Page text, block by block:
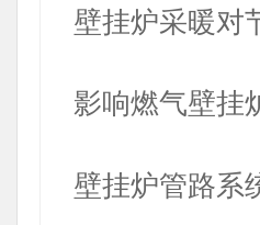
壁挂炉采暖对
影响燃气壁
壁挂炉管路系